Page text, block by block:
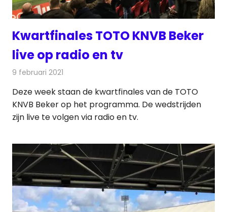
Kwartfinales TOTO KNVB Beker
live op radio en tv
9 februari 2021
Deze week staan de kwartfinales van de TOTO
KNVB Beker op het programma. De wedstrijden
zijn live te volgen via radio en tv.